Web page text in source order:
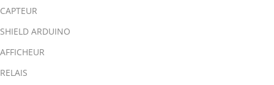
CAPTEUR
SHIELD ARDUINO
AFFICHEUR
RELAIS